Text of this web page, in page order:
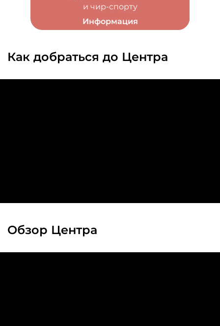
и чир-спорту
Информация
Как добраться до Центра
Обзор Центра